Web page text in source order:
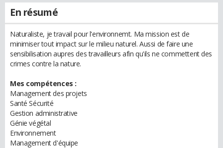
En résumé
Naturaliste, je travail pour l'environnemt. Ma mission est de
minimiser tout impact sur le milieu naturel. Aussi de faire une
sensibilisation aupres des travailleurs afin qu'ils ne commettent des
crimes contre la nature.
Mes compétences :
Management des projets
Santé Sécurité
Gestion administrative
Génie végétal
Environnement
Management d'équipe